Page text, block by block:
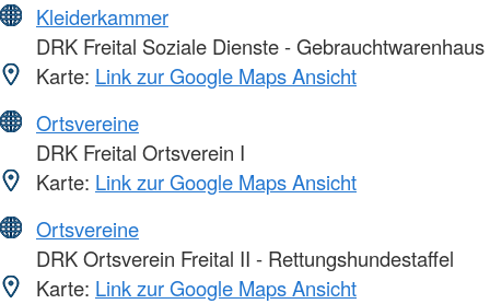
Kleiderkammer
DRK Freital Soziale Dienste - Gebrauchtwarenhaus
Karte: Link zur Google Maps Ansicht
Ortsvereine
DRK Freital Ortsverein I
Karte: Link zur Google Maps Ansicht
Ortsvereine
DRK Ortsverein Freital II - Rettungshundestaffel
Karte: Link zur Google Maps Ansicht